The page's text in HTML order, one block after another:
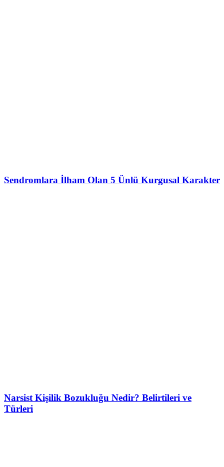
Sendromlara İlham Olan 5 Ünlü Kurgusal Karakter
Narsist Kişilik Bozukluğu Nedir? Belirtileri ve
Türleri